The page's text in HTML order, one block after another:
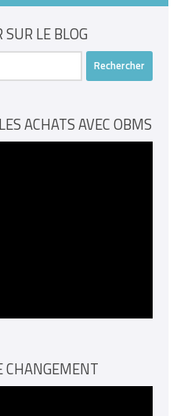
SUR LE BLOG
ACHATS AVEC OBMS
CHANGEMENT